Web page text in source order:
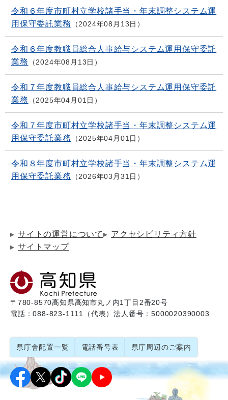
令和６年度市町村立学校諸手当・年末調整システム運
用保守委託業務
2024年08月13日
令和６年度教職員総合人事給与システム運用保守委託
業務
2024年08月13日
令和７年度教職員総合人事給与システム運用保守委託
業務
2025年04月01日
令和７年度市町村立学校諸手当・年末調整システム運
用保守委託業務
2025年04月01日
令和８年度市町村立学校諸手当・年末調整システム運
用保守委託業務
2026年03月31日
サイトの運営について
アクセシビリティ方針
サイトマップ
〒780-8570高知県高知市丸ノ内1丁目2番20号
電話：088-823-1111（代表）法人番号：5000020390003
県庁舎配置一覧 電話番号表 県庁周辺のご案内